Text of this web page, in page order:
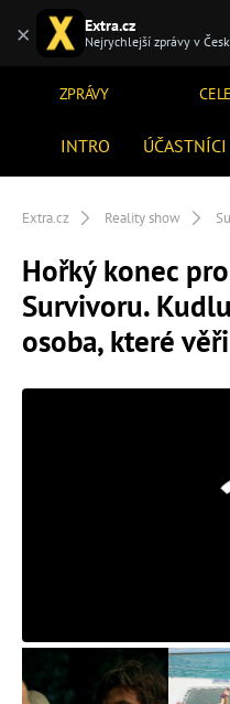
ZPRÁVY
INTRO ÚČASTNÍCI
Extra.cz Reality show
Hořký konec
Survivoru.
osoba, které
× Extra.cz
Nejrychlejší zprávy v